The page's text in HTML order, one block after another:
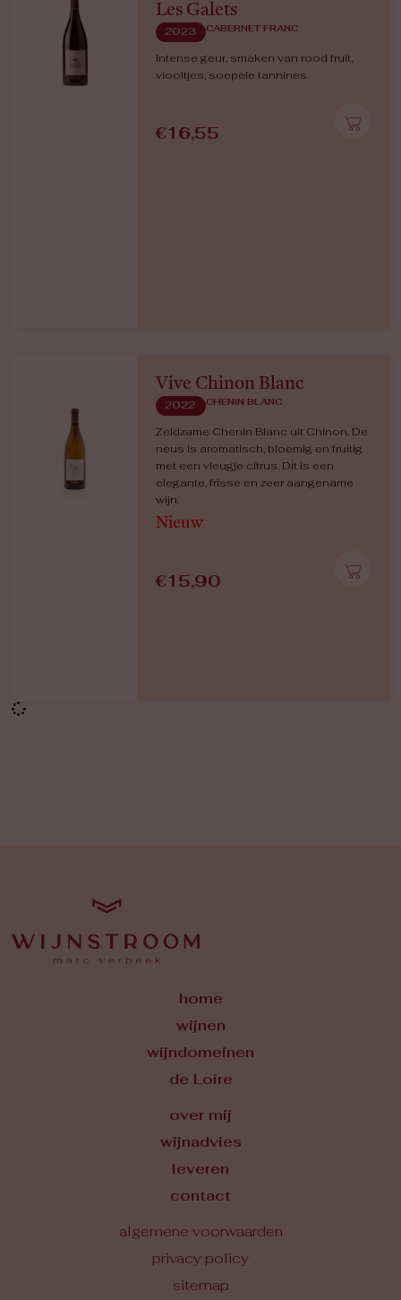
Les Galets
2023 CABERNET FRANC
Intense geur, smaken van rood fruit,
viooltjes, soepele tannines
€16,55
Vive Chinon Blanc
2022 CHENIN BLANC
Zeldzame Chenin Blanc uit Chinon. De
neus is aromatisch, bloemig en fruitig
met een vleugje citrus. Dit is een
elegante, frisse en zeer aangename
wijn.
Nieuw
€15,90
home
wijnen
wijndomeinen
de Loire
over mij
wijnadvies
leveren
contact
algemene voorwaarden
privacy policy
sitemap